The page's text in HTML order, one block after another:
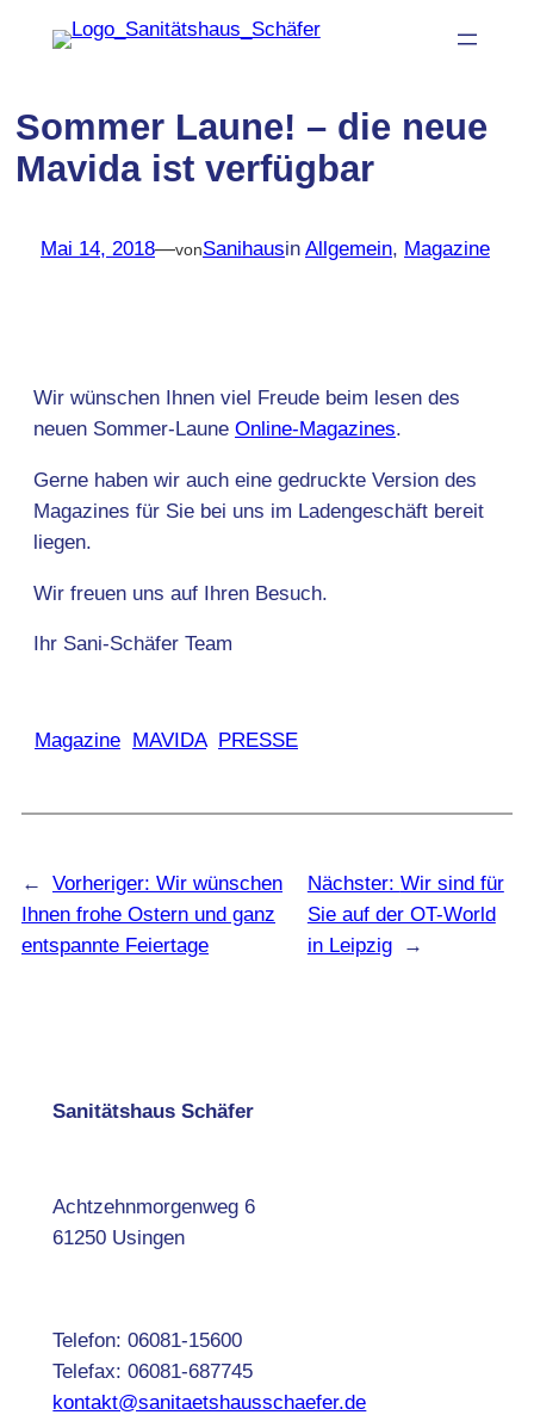
Inhalt
Sommer Laune! – die neue
Mavida ist verfügbar
Mai 14, 2018—vonSanihausin Allgemein, Magazine
Wir wünschen Ihnen viel Freude beim lesen des
neuen Sommer-Laune Online-Magazines.
Gerne haben wir auch eine gedruckte Version des
Magazines für Sie bei uns im Ladengeschäft bereit
liegen.
Wir freuen uns auf Ihren Besuch.
Ihr Sani-Schäfer Team
Magazine MAVIDA PRESSE
← Vorheriger: Wir wünschen
Ihnen frohe Ostern und ganz
entspannte Feiertage
Nächster: Wir sind für
Sie auf der OT-World
in Leipzig
→
Sanitätshaus Schäfer
Achtzehnmorgenweg 6
61250 Usingen
Telefon: 06081-15600
Telefax: 06081-687745
kontakt@sanitaetshausschaefer.de